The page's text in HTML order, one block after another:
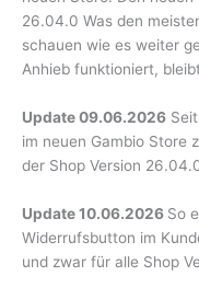
26.04.0 Was den
schauen wie es weiter
Anhieb funktioniert,
Update 09.06.2026
im neuen Gambio Store
der Shop Version
Update 10.06.2026 So
Widerrufsbutton im
und zwar für alle Shop